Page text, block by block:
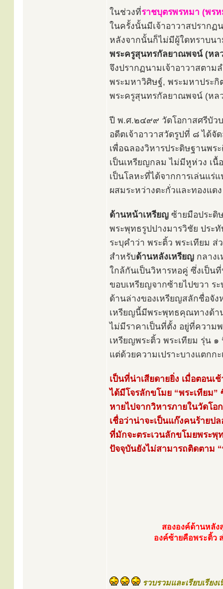
ในช่วงที่ราชบุตรพรหมา (พร
ในครั้งนั้นมีเจ้าอาวาสปรากฏ
หลังจากนั้นก็ไม่มีผู้ใดทราบน
พระครูสุนทรกัลยาณพจน์ (หล
จึงปรากฏนามเจ้าอาวาสตา
พระมหาวิศิษฐ์, พระมหาประกิ
พระครูสุนทรกัลยาณพจน์ (ห
ปี พ.ศ.๒๔๙๙ วัดโอกาสศรีบัว
อดีตเจ้าอาวาสวัดรูปที่ ๘ ได้จั
เพื่อฉลองวิหารประดิษฐานพร
เป็นเหรียญกลม ไม่มีหูห่วง เ
เป็นโลหะที่ได้จากการเล่นแร่
ผสมระหว่างตะกั่วและทองแ
ด้านหน้าเหรียญ ซ้ายมือประดิ
พระพุทธรูปปางมารวิชัย ประ
ระบุคำว่า พระติ้ว พระเทียม
สำหรับด้านหลังเหรียญ กลาง
ใกล้กันเป็นวิหารหอคู่ ซึ่งเป็น
ขอบเหรียญจากซ้ายไปขวา ระ
ด้านล่างของเหรียญสลักชื่อจัง
เหรียญนี้มีพระพุทธคุณทางด้า
ไม่มีราคาเป็นที่ตั้ง อยู่ที่ความ
เหรียญพระติ้ว พระเทียม รุ่น
แต่ด้วยความเปราะบางแตกก
เป็นที่น่าเสียดายยิ่ง เมื่อตอน
ได้มีโจรลักขโมย “พระเทียม
หายไปจากวิหารภายในวัดโ
เชื่อว่าน่าจะเป็นแก๊งคนร้ายป
ที่มักจะตระเวนลักขโมยพระ
ปัจจุบันยังไม่สามารถติดตาม
สององค์ด้านหลัง
องค์ซ้ายคือพระติ้ว
รวบรวมและเรียบเรียง